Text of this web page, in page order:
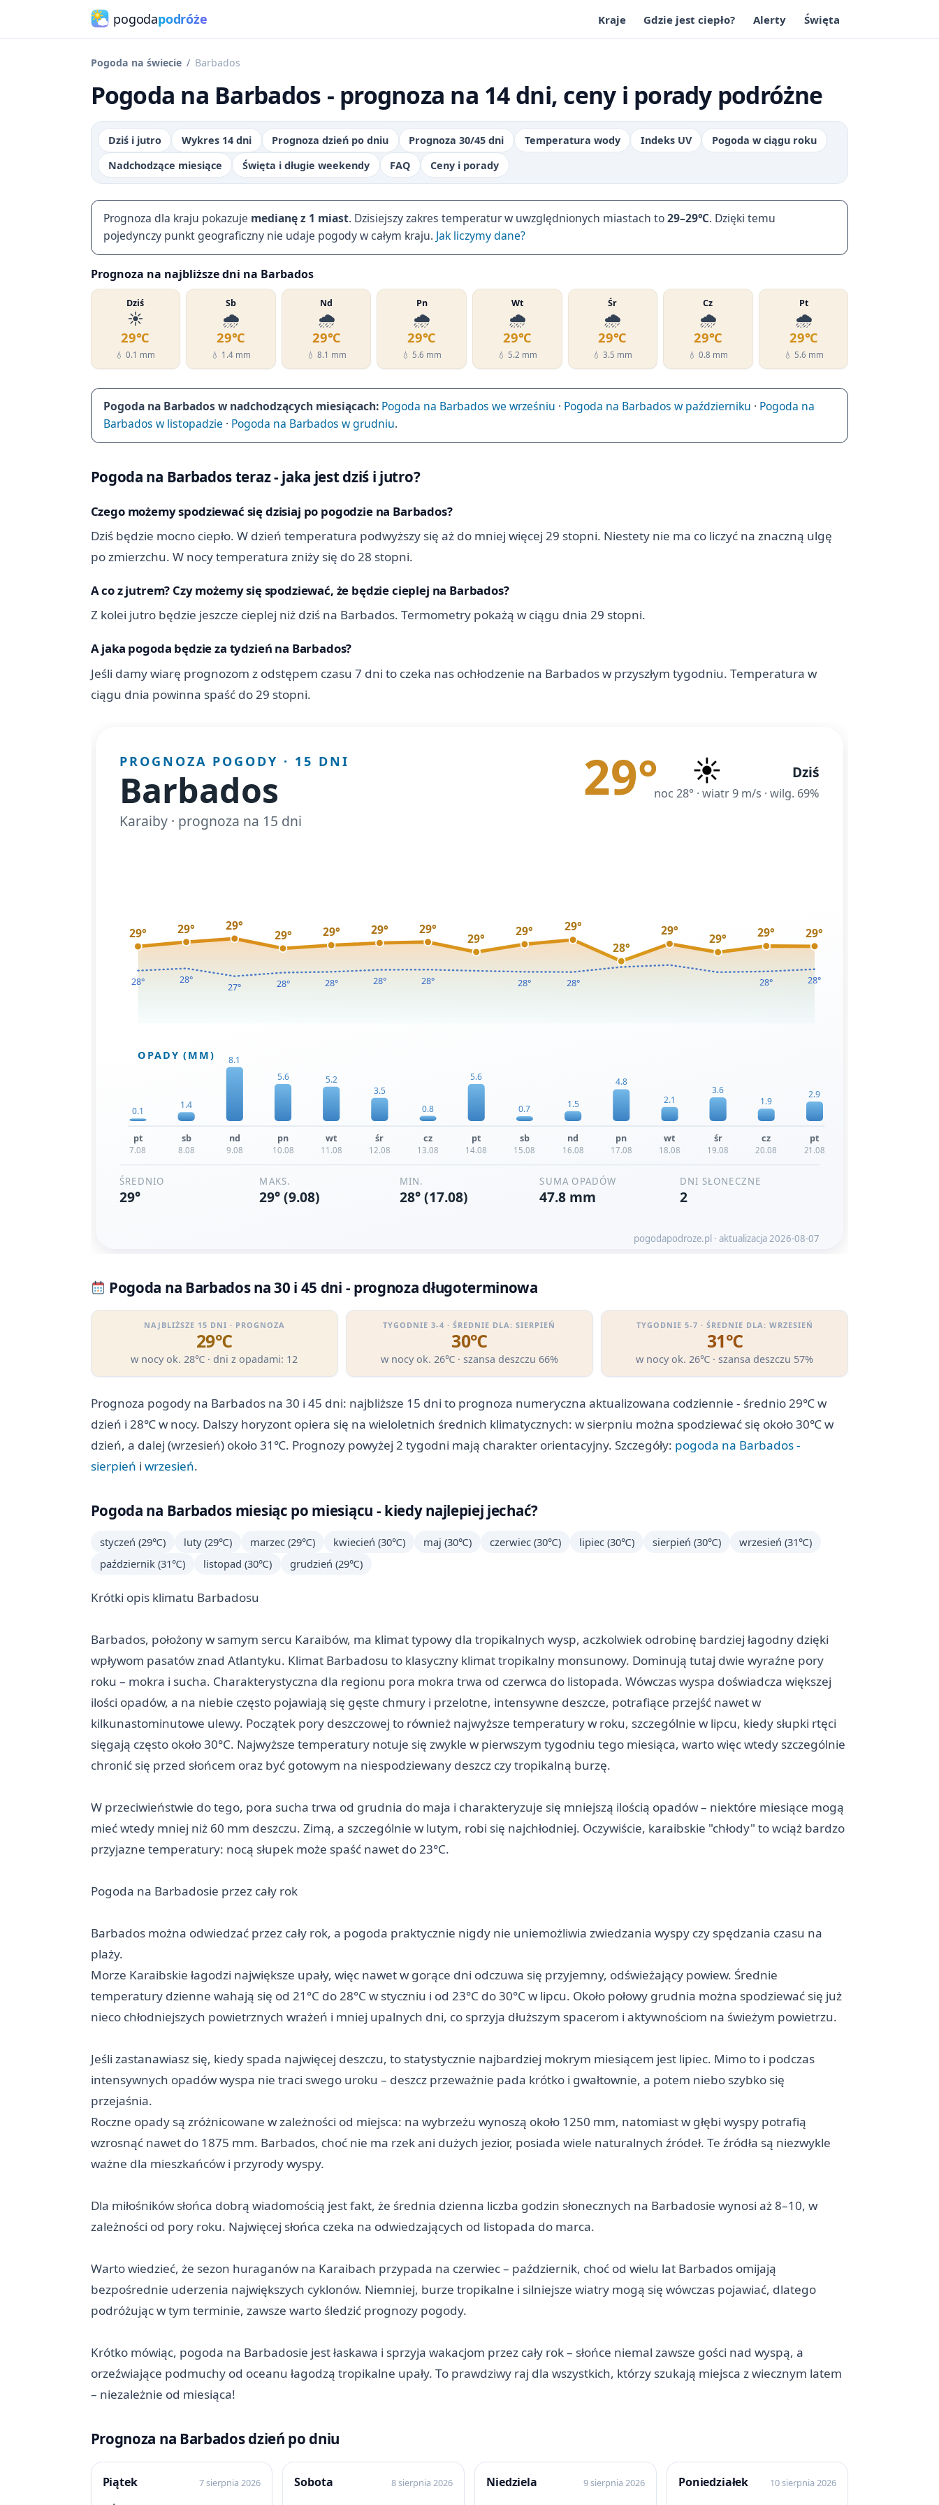
pogodapodróże Kraje Gdzie jest ciepło? Alerty Święta
Pogoda na świecie Barbados
Pogoda na Barbados - prognoza na 14 dni, ceny i porady podróżne
Dziś i jutro Wykres 14 dni Prognoza dzień po dniu Prognoza 30/45 dni Temperatura wody Indeks UV
Pogoda w ciągu roku
Nadchodzące miesiące
Święta i długie weekendy FAQ Ceny i porady
Prognoza dla kraju pokazuje medianę z 1 miast. Dzisiejszy zakres temperatur w uwzględnionych miastach to29–29℃. Dzięki temu
pojedynczy punkt geograficzny nie udaje pogody w całym kraju. Jak liczymy dane?
Prognoza na najbliższe dni na Barbados
Dziś
☀️
29℃
💧 0.1 mm
Sb
🌧️
29℃
💧 1.4 mm
Nd
🌧️
29℃
💧 8.1 mm
Pn
🌧️
29℃
💧 5.6 mm
Wt
🌧️
29℃
💧 5.2 mm
Śr
🌧️
29℃
💧 3.5 mm
Cz
🌧️
29℃
💧 0.8 mm
Pt
🌧️
29℃
💧 5.6 mm
Pogoda na Barbados w nadchodzących miesiącach: Pogoda na Barbados we wrześniu · Pogoda na Barbados w październiku · Pogoda na
Barbados w listopadzie · Pogoda na Barbados w grudniu.
Pogoda na Barbados teraz - jaka jest dziś i jutro?
Czego możemy spodziewać się dzisiaj po pogodzie na Barbados?
Dziś będzie mocno ciepło. W dzień temperatura podwyższy się aż do mniej więcej 29 stopni. Niestety nie ma co liczyć na znaczną ulgę
po zmierzchu. W nocy temperatura zniży się do 28 stopni.
A co z jutrem? Czy możemy się spodziewać, że będzie cieplej na Barbados?
Z kolei jutro będzie jeszcze cieplej niż dziś na Barbados. Termometry pokażą w ciągu dnia 29 stopni.
A jaka pogoda będzie za tydzień na Barbados?
Jeśli damy wiarę prognozom z odstępem czasu 7 dni to czeka nas ochłodzenie na Barbados w przyszłym tygodniu. Temperatura w
ciągu dnia powinna spaść do 29 stopni.
Pogoda na Barbados na 30 i 45 dni - prognoza długoterminowa
NAJBLIŻSZE 15 DNI · PROGNOZA
29℃
w nocy ok. 28℃ · dni z opadami: 12
TYGODNIE 3-4 · ŚREDNIE DLA: SIERPIEŃ
30℃
w nocy ok. 26℃ · szansa deszczu 66%
TYGODNIE 5-7 · ŚREDNIE DLA: WRZESIEŃ
31℃
w nocy ok. 26℃ · szansa deszczu 57%
Prognoza pogody na Barbados na 30 i 45 dni: najbliższe 15 dni to prognoza numeryczna aktualizowana codziennie - średnio 29℃ w
dzień i 28℃ w nocy. Dalszy horyzont opiera się na wieloletnich średnich klimatycznych: w sierpniu można spodziewać się około 30℃ w
dzień, a dalej (wrzesień) około 31℃. Prognozy powyżej 2 tygodni mają charakter orientacyjny. Szczegóły: pogoda na Barbados -
sierpień i wrzesień.
Pogoda na Barbados miesiąc po miesiącu - kiedy najlepiej jechać?
styczeń (29℃) luty (29℃) marzec (29℃) kwiecień (30℃) maj (30℃) czerwiec (30℃) lipiec (30℃) sierpień (30℃)
wrzesień (31℃)
październik (31℃)
listopad (30℃) grudzień (29℃)
Krótki opis klimatu Barbadosu
Barbados, położony w samym sercu Karaibów, ma klimat typowy dla tropikalnych wysp, aczkolwiek odrobinę bardziej łagodny dzięki
wpływom pasatów znad Atlantyku. Klimat Barbadosu to klasyczny klimat tropikalny monsunowy. Dominują tutaj dwie wyraźne pory
roku – mokra i sucha. Charakterystyczna dla regionu pora mokra trwa od czerwca do listopada. Wówczas wyspa doświadcza większej
ilości opadów, a na niebie często pojawiają się gęste chmury i przelotne, intensywne deszcze, potrafiące przejść nawet w
kilkunastominutowe ulewy. Początek pory deszczowej to również najwyższe temperatury w roku, szczególnie w lipcu, kiedy słupki rtęci
sięgają często około 30°C. Najwyższe temperatury notuje się zwykle w pierwszym tygodniu tego miesiąca, warto więc wtedy szczególnie
chronić się przed słońcem oraz być gotowym na niespodziewany deszcz czy tropikalną burzę.
W przeciwieństwie do tego, pora sucha trwa od grudnia do maja i charakteryzuje się mniejszą ilością opadów – niektóre miesiące mogą
mieć wtedy mniej niż 60 mm deszczu. Zimą, a szczególnie w lutym, robi się najchłodniej. Oczywiście, karaibskie "chłody" to wciąż bardzo
przyjazne temperatury: nocą słupek może spaść nawet do 23°C.
Pogoda na Barbadosie przez cały rok
Barbados można odwiedzać przez cały rok, a pogoda praktycznie nigdy nie uniemożliwia zwiedzania wyspy czy spędzania czasu na
plaży.
Morze Karaibskie łagodzi największe upały, więc nawet w gorące dni odczuwa się przyjemny, odświeżający powiew. Średnie
temperatury dzienne wahają się od 21°C do 28°C w styczniu i od 23°C do 30°C w lipcu. Około połowy grudnia można spodziewać się już
nieco chłodniejszych powietrznych wrażeń i mniej upalnych dni, co sprzyja dłuższym spacerom i aktywnościom na świeżym powietrzu.
Jeśli zastanawiasz się, kiedy spada najwięcej deszczu, to statystycznie najbardziej mokrym miesiącem jest lipiec. Mimo to i podczas
intensywnych opadów wyspa nie traci swego uroku – deszcz przeważnie pada krótko i gwałtownie, a potem niebo szybko się
przejaśnia.
Roczne opady są zróżnicowane w zależności od miejsca: na wybrzeżu wynoszą około 1250 mm, natomiast w głębi wyspy potrafią
wzrosnąć nawet do 1875 mm. Barbados, choć nie ma rzek ani dużych jezior, posiada wiele naturalnych źródeł. Te źródła są niezwykle
ważne dla mieszkańców i przyrody wyspy.
Dla miłośników słońca dobrą wiadomością jest fakt, że średnia dzienna liczba godzin słonecznych na Barbadosie wynosi aż 8–10, w
zależności od pory roku. Najwięcej słońca czeka na odwiedzających od listopada do marca.
Warto wiedzieć, że sezon huraganów na Karaibach przypada na czerwiec – październik, choć od wielu lat Barbados omijają
bezpośrednie uderzenia największych cyklonów. Niemniej, burze tropikalne i silniejsze wiatry mogą się wówczas pojawiać, dlatego
podróżując w tym terminie, zawsze warto śledzić prognozy pogody.
Krótko mówiąc, pogoda na Barbadosie jest łaskawa i sprzyja wakacjom przez cały rok – słońce niemal zawsze gości nad wyspą, a
orzeźwiające podmuchy od oceanu łagodzą tropikalne upały. To prawdziwy raj dla wszystkich, którzy szukają miejsca z wiecznym latem
– niezależnie od miesiąca!
Prognoza na Barbados dzień po dniu
Piątek 7 sierpnia 2026 Sobota 8 sierpnia 2026 Niedziela 9 sierpnia 2026 Poniedziałek 10 sierpnia 2026